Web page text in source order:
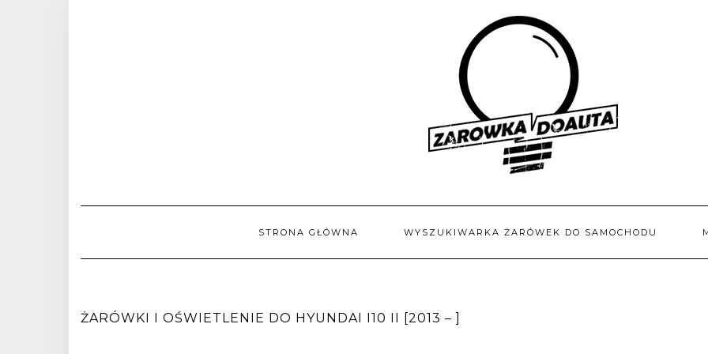
STRONA GŁÓWNA WYSZUKIWARKA ŻARÓWEK DO SAMOCHODU
ŻARÓWKI I OŚWIETLENIE DO HYUNDAI I10 II [2013 – ]